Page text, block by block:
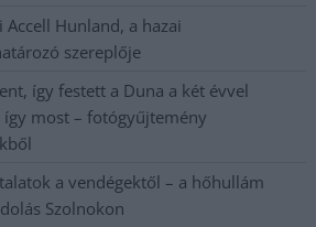
Hunland, a hazai
szereplője
így festett a Duna a két évvel
most – fotógyűjtemény
a vendégektől – a hőhullám
Szolnokon